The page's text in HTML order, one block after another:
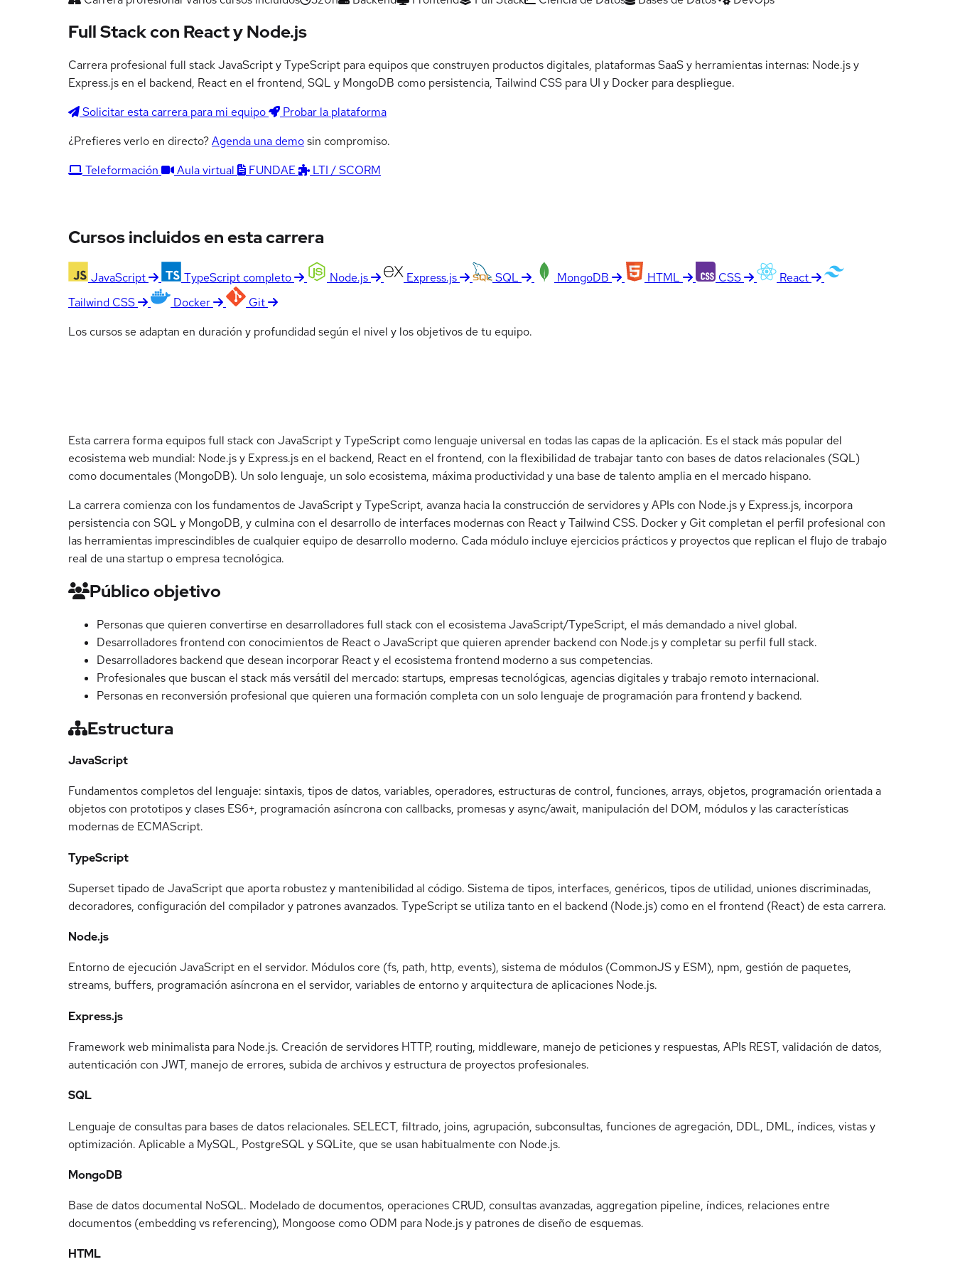
Full Stack con React y Node.js
Carrera profesional full stack JavaScript y TypeScript para equipos que construyen productos digitales, plataformas SaaS y herramientas internas: Node.js y
Express.js en el backend, React en el frontend, SQL y MongoDB como persistencia, Tailwind CSS para UI y Docker para despliegue.
Solicitar esta carrera para mi equipo
Probar la plataforma
¿Prefieres verlo en directo?Agenda una demosin compromiso.
Teleformación
Aula virtual FUNDAE LTI / SCORM
Cursos incluidos en esta carrera
JavaScript TypeScript completo Node.js Express.js SQL MongoDB HTML CSS
React
Tailwind CSS
Docker
Git
Los cursos se adaptan en duración y profundidad según el nivel y los objetivos de tu equipo.
Esta carrera forma equipos full stack con JavaScript y TypeScript como lenguaje universal en todas las capas de la aplicación. Es el stack más popular del
ecosistema web mundial: Node.js y Express.js en el backend, React en el frontend, con la flexibilidad de trabajar tanto con bases de datos relacionales (SQL)
como documentales (MongoDB). Un solo lenguaje, un solo ecosistema, máxima productividad y una base de talento amplia en el mercado hispano.
La carrera comienza con los fundamentos de JavaScript y TypeScript, avanza hacia la construcción de servidores y APIs con Node.js y Express.js, incorpora
persistencia con SQL y MongoDB, y culmina con el desarrollo de interfaces modernas con React y Tailwind CSS. Docker y Git completan el perfil profesional con
las herramientas imprescindibles de cualquier equipo de desarrollo moderno. Cada módulo incluye ejercicios prácticos y proyectos que replican el flujo de trabajo
real de una startup o empresa tecnológica.
Público objetivo
Personas que quieren convertirse en desarrolladores full stack con el ecosistema JavaScript/TypeScript, el más demandado a nivel global.
Desarrolladores frontend con conocimientos de React o JavaScript que quieren aprender backend con Node.js y completar su perfil full stack.
Desarrolladores backend que desean incorporar React y el ecosistema frontend moderno a sus competencias.
Profesionales que buscan el stack más versátil del mercado: startups, empresas tecnológicas, agencias digitales y trabajo remoto internacional.
Personas en reconversión profesional que quieren una formación completa con un solo lenguaje de programación para frontend y backend.
Estructura
JavaScript
Fundamentos completos del lenguaje: sintaxis, tipos de datos, variables, operadores, estructuras de control, funciones, arrays, objetos, programación orientada a
objetos con prototipos y clases ES6+, programación asíncrona con callbacks, promesas y async/await, manipulación del DOM, módulos y las características
modernas de ECMAScript.
TypeScript
Superset tipado de JavaScript que aporta robustez y mantenibilidad al código. Sistema de tipos, interfaces, genéricos, tipos de utilidad, uniones discriminadas,
decoradores, configuración del compilador y patrones avanzados. TypeScript se utiliza tanto en el backend (Node.js) como en el frontend (React) de esta carrera.
Node.js
Entorno de ejecución JavaScript en el servidor. Módulos core (fs, path, http, events), sistema de módulos (CommonJS y ESM), npm, gestión de paquetes,
streams, buffers, programación asíncrona en el servidor, variables de entorno y arquitectura de aplicaciones Node.js.
Express.js
Framework web minimalista para Node.js. Creación de servidores HTTP, routing, middleware, manejo de peticiones y respuestas, APIs REST, validación de datos,
autenticación con JWT, manejo de errores, subida de archivos y estructura de proyectos profesionales.
SQL
Lenguaje de consultas para bases de datos relacionales. SELECT, filtrado, joins, agrupación, subconsultas, funciones de agregación, DDL, DML, índices, vistas y
optimización. Aplicable a MySQL, PostgreSQL y SQLite, que se usan habitualmente con Node.js.
MongoDB
Base de datos documental NoSQL. Modelado de documentos, operaciones CRUD, consultas avanzadas, aggregation pipeline, índices, relaciones entre
documentos (embedding vs referencing), Mongoose como ODM para Node.js y patrones de diseño de esquemas.
HTML